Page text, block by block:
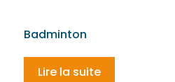
Badminton
Lire la suite